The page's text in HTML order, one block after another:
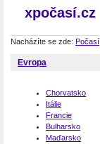
xpočasí.cz
Nacházíte se zde: Počasí
Evropa
Chorvatsko
Itálie
Francie
Bulharsko
Maďarsko